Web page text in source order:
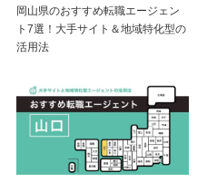
岡山県のおすすめ転職エージェン
ト7選！大手サイト＆地域特化型の
活用法